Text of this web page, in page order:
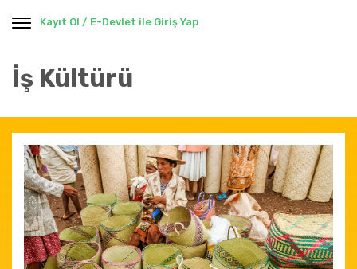
Kayıt Ol / E-Devlet ile Giriş Yap
İş Kültürü